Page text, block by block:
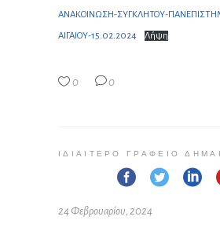
ΑΝΑΚΟΙΝΩΣΗ-ΣΥΓΚΛΗΤΟΥ-
ΑΙΓΑΙΟΥ-15.02.2024 Λήψη
0 0
ΙΔΙΑΊΤΕΡΟ ΓΡΑΦΕΊΟ
24 Φεβρουαρίου, 2024